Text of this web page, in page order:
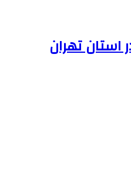
استان تهران